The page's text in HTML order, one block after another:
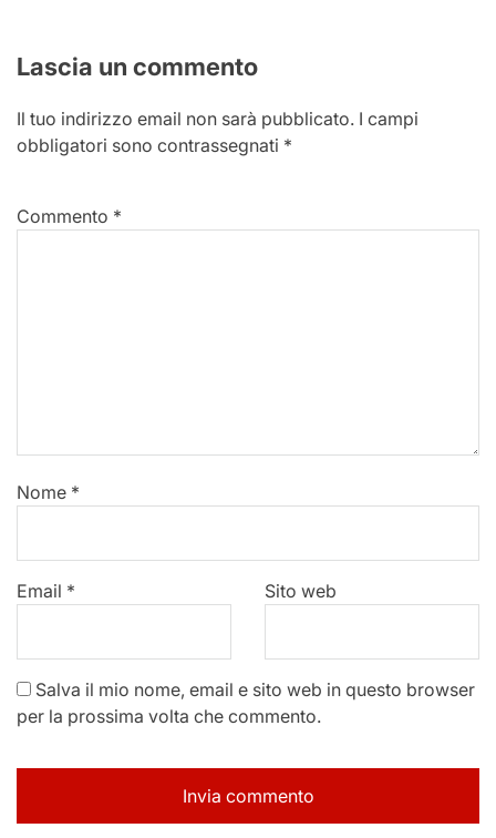
Lascia un commento
Il tuo indirizzo email non sarà pubblicato. I campi
obbligatori sono contrassegnati *
Commento *
Nome *
Email * Sito web
Salva il mio nome, email e sito web in questo browser
per la prossima volta che commento.